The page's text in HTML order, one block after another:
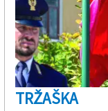
TRŽAŠKA